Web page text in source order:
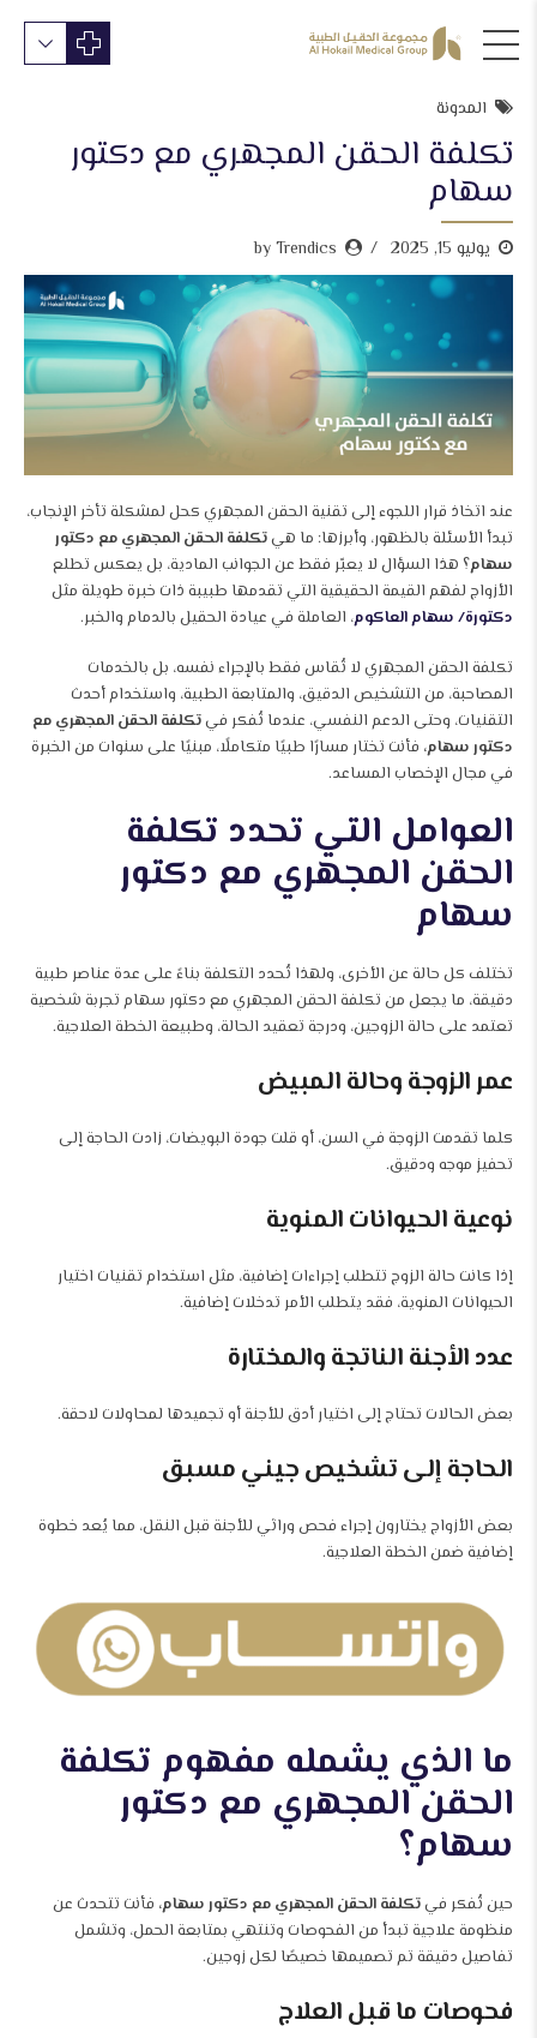
المدونة
تكلفة الحقن المجهري مع دكتور
سهام
يوليو 15, 2025 by Trendics
عند اتخاذ قرار اللجوء إلى تقنية الحقن المجهري كحل لمشكلة تأخر الإنجاب،
تبدأ الأسئلة بالظهور، وأبرزها: ما هي تكلفة الحقن المجهري مع دكتور
سهام؟ هذا السؤال لا يعبّر فقط عن الجوانب المادية، بل يعكس تطلع
الأزواج لفهم القيمة الحقيقية التي تقدمها طبيبة ذات خبرة طويلة مثل
دكتورة/ سهام العاكوم، العاملة في عيادة الحقيل بالدمام والخبر.
تكلفة الحقن المجهري لا تُقاس فقط بالإجراء نفسه، بل بالخدمات
المصاحبة، من التشخيص الدقيق، والمتابعة الطبية، واستخدام أحدث
التقنيات، وحتى الدعم النفسي، عندما تُفكر في تكلفة الحقن المجهري مع
دكتور سهام، فأنت تختار مسارًا طبيًا متكاملًا، مبنيًا على سنوات من الخبرة
في مجال الإخصاب المساعد.
العوامل التي تحدد تكلفة
الحقن المجهري مع دكتور
سهام
تختلف كل حالة عن الأخرى، ولهذا تُحدد التكلفة بناءً على عدة عناصر طبية
دقيقة، ما يجعل من تكلفة الحقن المجهري مع دكتور سهام تجربة شخصية
تعتمد على حالة الزوجين، ودرجة تعقيد الحالة، وطبيعة الخطة العلاجية.
عمر الزوجة وحالة المبيض
كلما تقدمت الزوجة في السن، أو قلت جودة البويضات، زادت الحاجة إلى
تحفيز موجه ودقيق.
نوعية الحيوانات المنوية
إذا كانت حالة الزوج تتطلب إجراءات إضافية، مثل استخدام تقنيات اختيار
الحيوانات المنوية، فقد يتطلب الأمر تدخلات إضافية.
عدد الأجنة الناتجة والمختارة
بعض الحالات تحتاج إلى اختيار أدق للأجنة أو تجميدها لمحاولات لاحقة.
الحاجة إلى تشخيص جيني مسبق
بعض الأزواج يختارون إجراء فحص وراثي للأجنة قبل النقل، مما يُعد خطوة
إضافية ضمن الخطة العلاجية.
ما الذي يشمله مفهوم تكلفة
الحقن المجهري مع دكتور
سهام؟
حين تُفكر في تكلفة الحقن المجهري مع دكتور سهام، فأنت تتحدث عن
منظومة علاجية تبدأ من الفحوصات وتنتهي بمتابعة الحمل، وتشمل
تفاصيل دقيقة تم تصميمها خصيصًا لكل زوجين.
فحوصات ما قبل العلاج